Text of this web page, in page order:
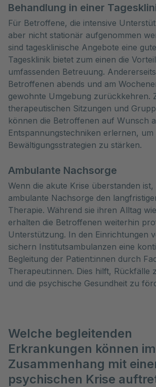
Behandlung in einer
Für Betroffene, die intensive
aber nicht stationär aufgenommen
sind tagesklinische Angebote eine
Tagesklinik bietet zum einen die
umfassenden Betreuung.
Betroffenen abends und am
gewohnte Umgebung zurückkehren.
therapeutischen Sitzungen und
können die Betroffenen auf Wunsch
Entspannungstechniken erlernen, um
Bewältigungsstrategien zu stärken.
Ambulante Nachsorge
Wenn die akute Krise überstanden ist,
ambulante Nachsorge den
Therapie. Während sie ihren Alltag
erhalten die Betroffenen weiterhin
Unterstützung. In den Einrichtungen
sichern Institutsambulanzen eine
Begleitung der Patient:innen durch
Therapeut:innen. Dies hilft, Rückfälle
und die psychische Gesundheit zu
Welche begleitenden
Erkrankungen können im
Zusammenhang mit
psychischen Krise